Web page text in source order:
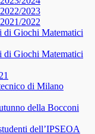
2023
2022
di Giochi Matematici
di Giochi Matematici
di Milano
della Bocconi
dell’IPSEOA